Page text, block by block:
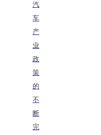
汽
车
产
业
政
策
的
不
断
完